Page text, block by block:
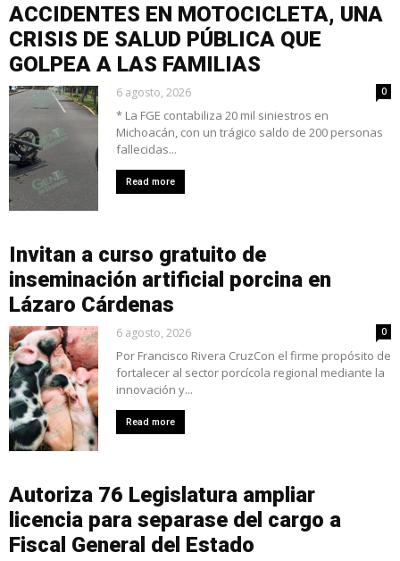
ACCIDENTES EN MOTOCICLETA, UNA
CRISIS DE SALUD PÚBLICA QUE
GOLPEA A LAS FAMILIAS
6 agosto, 2026 0
* La FGE contabiliza 20 mil siniestros en
Michoacán, con un trágico saldo de 200 personas
fallecidas...
Read more
Invitan a curso gratuito de
inseminación artificial porcina en
Lázaro Cárdenas
6 agosto, 2026 0
Por Francisco Rivera CruzCon el firme propósito de
fortalecer al sector porcícola regional mediante la
innovación y...
Read more
Autoriza 76 Legislatura ampliar
licencia para separase del cargo a
Fiscal General del Estado